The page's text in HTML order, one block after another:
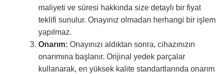
maliyeti ve süresi hakkında size detaylı bir fiyat
teklifi sunulur. Onayınız olmadan herhangi bir işlem
yapılmaz.
Onarım: Onayınızı aldıktan sonra, cihazınızın
onarımına başlanır. Orijinal yedek parçalar
kullanarak, en yüksek kalite standartlarında onarım